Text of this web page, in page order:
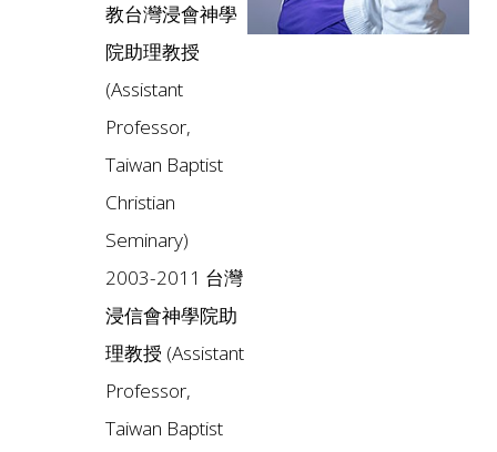
教台灣浸會神學
院助理教授
(Assistant
Professor,
Taiwan Baptist
Christian
Seminary)
2003-2011 台灣
浸信會神學院助
理教授 (Assistant
Professor,
Taiwan Baptist